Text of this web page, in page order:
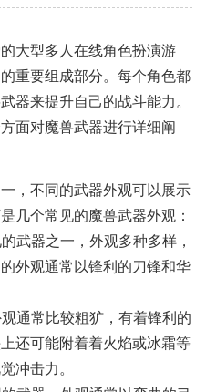
大型多人在线角色扮演游
重要组成部分。每个角色都
器来提升自己的战斗能力。
面对魔兽武器进行详细阐
，不同的武器外观可以展示
几个常见的魔兽武器外观：
武器之一，外观多种多样，
外观通常以锋利的刀锋和华
通常比较粗犷，有着锋利的
还可能附着着火焰或冰霜等
冲击力。